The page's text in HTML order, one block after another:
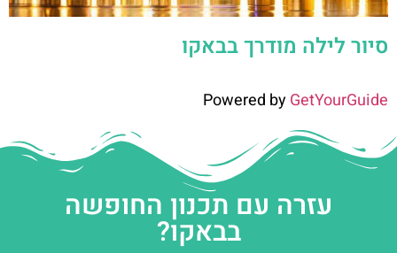
סיור לילה מודרך בבאקו
Powered byGetYourGuide
עזרה עם תכנון החופשה
בבאקו?